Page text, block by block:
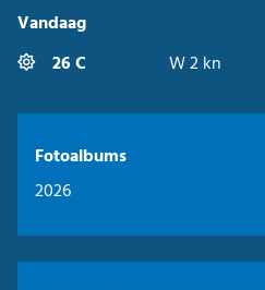
Vandaag
26 C
W 2 kn
Fotoalbums
2026